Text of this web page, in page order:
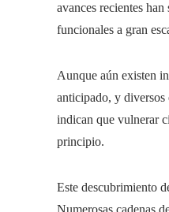
avances recientes
funcionales a gran
Aunque aún existen
anticipado, y diversos
indican que vulnerar
principio.
Este descubrimiento
Numerosas cadenas